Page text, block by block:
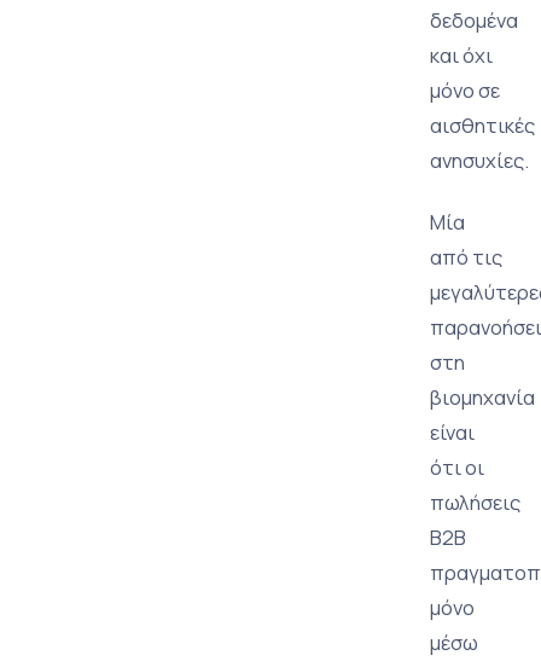
δεδομένα
και όχι
μόνο σε
αισθητικές
ανησυχίες.
Μία
από τις
στη
βιομηχανία
είναι
ότι οι
πωλήσεις
B2B
μόνο
μέσω